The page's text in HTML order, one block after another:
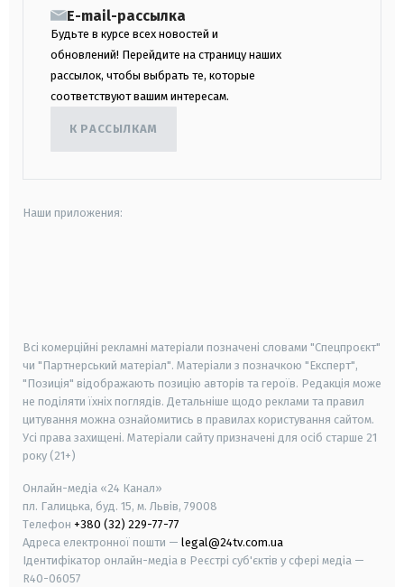
E-mail-рассылка
Будьте в курсе всех новостей и
обновлений! Перейдите на страницу наших
рассылок, чтобы выбрать те, которые
соответствуют вашим интересам.
К РАССЫЛКАМ
Наши приложения:
Всі комерційні рекламні матеріали позначені словами "Спецпроєкт"
чи "Партнерський матеріал". Матеріали з позначкою "Експерт",
"Позиція" відображають позицію авторів та героїв. Редакція може
не поділяти їхніх поглядів. Детальніше щодо реклами та правил
цитування можна ознайомитись в правилах користування сайтом.
Усі права захищені. Матеріали сайту призначені для осіб старше 21
року (21+)
Онлайн-медіа «24 Канал»
пл. Галицька, буд. 15, м. Львів, 79008
Телефон +380 (32) 229-77-77
Адреса електронної пошти — legal@24tv.com.ua
Ідентифікатор онлайн-медіа в Реєстрі суб'єктів у сфері медіа —
R40-06057